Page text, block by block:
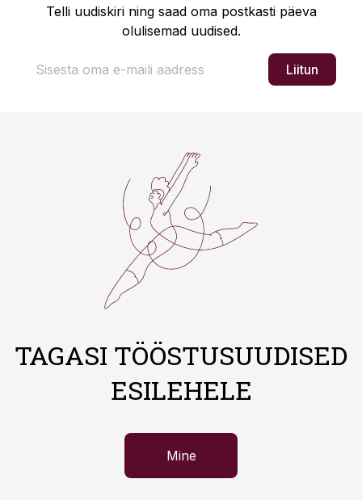
Telli uudiskiri ning saad oma postkasti päeva
olulisemad uudised.
Liitun
TAGASI TÖÖSTUSUUDISED
ESILEHELE
Mine